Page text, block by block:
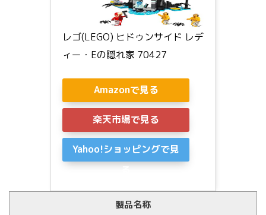
レゴ(LEGO) ヒドゥンサイド レデ
ィー・Eの隠れ家 70427
Amazonで見る
楽天市場で見る
Yahoo!ショッピングで見
る
製品名称